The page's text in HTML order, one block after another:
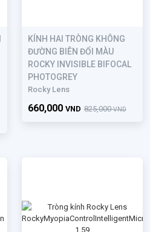
KÍNH HAI TRÒNG KHÔNG
ĐƯỜNG BIÊN ĐỔI MÀU
ROCKY INVISIBLE BIFOCAL
PHOTOGREY
Rocky Lens
825,000VND
660,000 VND